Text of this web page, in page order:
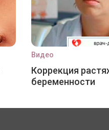
Видео
Коррекция
беременности